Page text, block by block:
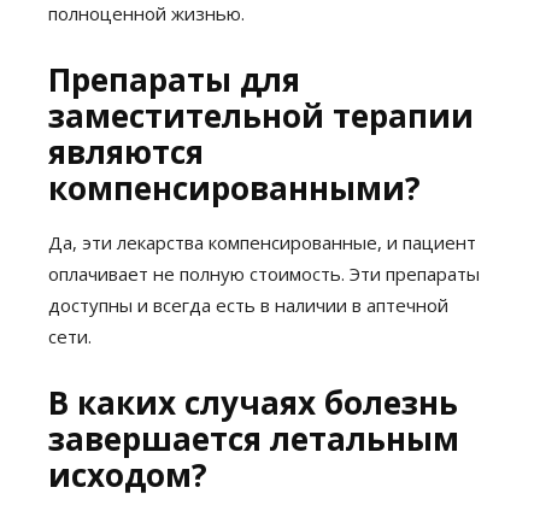
полноценной жизнью.
Препараты для
заместительной терапии
являются
компенсированными?
Да, эти лекарства компенсированные, и пациент
оплачивает не полную стоимость. Эти препараты
доступны и всегда есть в наличии в аптечной
сети.
В каких случаях болезнь
завершается летальным
исходом?